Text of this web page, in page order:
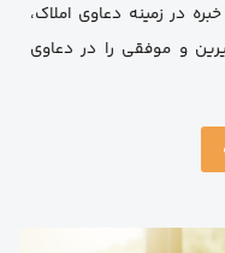
در زمینه دعاوی املاک،
و موفقی را در دعاوی